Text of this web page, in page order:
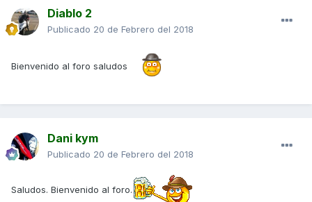
Diablo 2
Publicado 20 de Febrero del 2018
Bienvenido al foro saludos
Dani kym
Publicado 20 de Febrero del 2018
Saludos. Bienvenido al foro.